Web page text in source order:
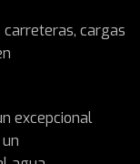
cargas
excepcional